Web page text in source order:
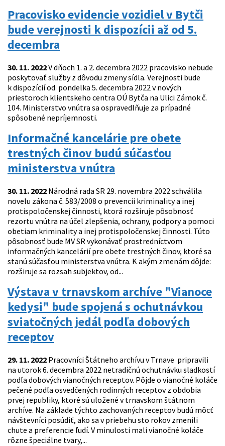
Pracovisko evidencie vozidiel v Bytči
bude verejnosti k dispozícii až od 5.
decembra
30. 11. 2022V dňoch 1. a 2. decembra 2022 pracovisko nebude
poskytovať služby z dôvodu zmeny sídla. Verejnosti bude
k dispozícií od pondelka 5. decembra 2022 v nových
priestoroch klientskeho centra OÚ Bytča na Ulici Zámok č.
104. Ministerstvo vnútra sa ospravedlňuje za prípadné
spôsobené nepríjemnosti.
Informačné kancelárie pre obete
trestných činov budú súčasťou
ministerstva vnútra
30. 11. 2022 Národná rada SR 29. novembra 2022 schválila
novelu zákona č. 583/2008 o prevencii kriminality a inej
protispoločenskej činnosti, ktorá rozširuje pôsobnosť
rezortu vnútra na účel zlepšenia, ochrany, podpory a pomoci
obetiam kriminality a inej protispoločenskej činnosti. Túto
pôsobnosť bude MV SR vykonávať prostredníctvom
informačných kancelárií pre obete trestných činov, ktoré sa
stanú súčasťou ministerstva vnútra. K akým zmenám dôjde:
rozširuje sa rozsah subjektov, od...
Výstava v trnavskom archíve "Vianoce
kedysi" bude spojená s ochutnávkou
sviatočných jedál podľa dobových
receptov
29. 11. 2022 Pracovníci Štátneho archívu v Trnave pripravili
na utorok 6. decembra 2022 netradičnú ochutnávku sladkostí
podľa dobových vianočných receptov. Pôjde o vianočné koláče
pečené podľa osvedčených rodinných receptov z obdobia
prvej republiky, ktoré sú uložené v trnavskom štátnom
archíve. Na základe týchto zachovaných receptov budú môcť
návštevníci posúdiť, ako sa v priebehu sto rokov zmenili
chute a preferencie ľudí. V minulosti mali vianočné koláče
rôzne špeciálne tvary,...